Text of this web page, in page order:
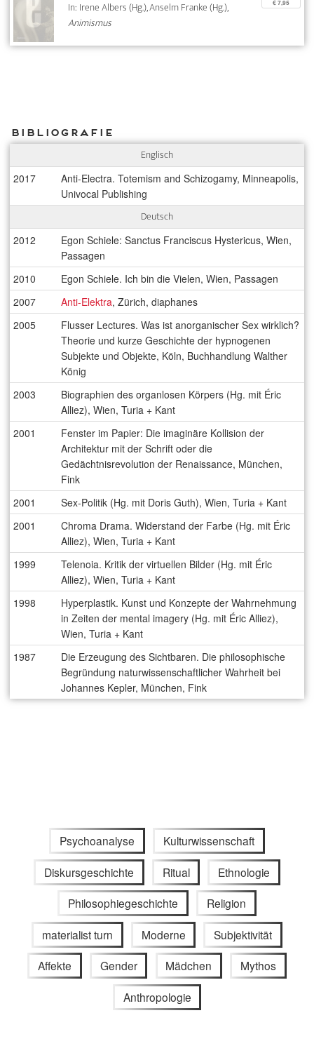
In: Irene Albers (Hg.), Anselm Franke (Hg.),
Animismus
€ 7,95
Bibliografie
Englisch
2017
Anti-Electra. Totemism and Schizogamy, Minneapolis,
Univocal Publishing
Deutsch
2012
Egon Schiele: Sanctus Franciscus Hystericus, Wien,
Passagen
2010
Egon Schiele. Ich bin die Vielen, Wien, Passagen
2007
Anti-Elektra, Zürich, diaphanes
2005
Flusser Lectures. Was ist anorganischer Sex wirklich?
Theorie und kurze Geschichte der hypnogenen
Subjekte und Objekte, Köln, Buchhandlung Walther
König
2003
Biographien des organlosen Körpers (Hg. mit Éric
Alliez), Wien, Turia + Kant
2001
Fenster im Papier: Die imaginäre Kollision der
Architektur mit der Schrift oder die
Gedächtnisrevolution der Renaissance, München,
Fink
2001
Sex-Politik (Hg. mit Doris Guth), Wien, Turia + Kant
2001
Chroma Drama. Widerstand der Farbe (Hg. mit Éric
Alliez), Wien, Turia + Kant
1999
Telenoia. Kritik der virtuellen Bilder (Hg. mit Éric
Alliez), Wien, Turia + Kant
1998
Hyperplastik. Kunst und Konzepte der Wahrnehmung
in Zeiten der mental imagery (Hg. mit Éric Alliez),
Wien, Turia + Kant
1987
Die Erzeugung des Sichtbaren. Die philosophische
Begründung naturwissenschaftlicher Wahrheit bei
Johannes Kepler, München, Fink
Psychoanalyse Kulturwissenschaft
Diskursgeschichte Ritual Ethnologie
Philosophiegeschichte Religion
materialist turn Moderne Subjektivität
Affekte Gender Mädchen Mythos
Anthropologie